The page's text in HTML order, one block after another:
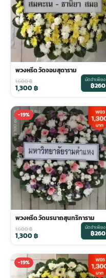
จัดดอกไม้หน้าโลง
ดอกไม้ศพ
ดอกไม้งานศพ ส่งด่วน
ดอกไม้งานศพ กรุงเทพ
ดอกไม้งานศพ ปากคลองตลาด
ร้านดอกไม้งานศพ ใกล้ฉัน
ดอกไม้งานศพ ราคาถูก
จัดดอกไม้งานศพ ราคา
ดอกไม้งานศพ ส่งฟรี
พวงหรีด ปากคลองตลาด
พวงหรีดราคาถูก
พวงหรีดดอกไม้สด
พวงหรีดดอกไม้สด ราคาถูก
สั่งพวงหรีด ออนไลน์
ส่งพวงหรีด ด่วน กรุงเทพ
ร้านพวงหรีด กรุงเทพ ส่งฟรี
พวงหรีด ปากคลองตลาด ราคา
พวงหรีด ส่งด่วน วันนี้
ม้หน้าเมรุ
มรุ ราคาถูก
ม้หน้าเมรุ
ระดับเมรุ
มรุ ออนไลน์
มรุ ส่งด่วน
น้าเมรุ กรุงเทพ
พวงหรีดพัดลม ปากคลองตลาด
พวงหรีดพัดลม แบบสวยๆ
ขั้นตอนจัดงานศพ
จัดงานศพ ราคาถูก
พวงหรีด วัดจอมสุดาราม
1,600฿
1,300฿
มัดจำเพียง
฿260
-19%
พวงหรีด วัดนรนาถสุนทริการาม
1,600฿
1,300฿
มัดจำเพียง
฿260
-19%